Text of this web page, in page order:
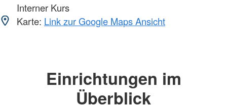
Interner Kurs
Karte: Link zur Google Maps Ansicht
Einrichtungen im
Überblick